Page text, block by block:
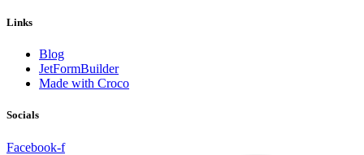
Links
Blog
JetFormBuilder
Made with Croco
Socials
Facebook-f